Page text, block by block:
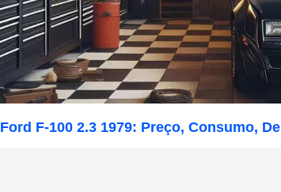
Ford F-100 2.3 1979: Preço, Consumo,